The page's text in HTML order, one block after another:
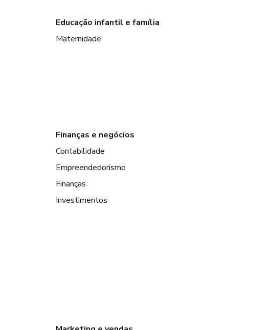
Educação infantil e família
Maternidade
Finanças e negócios
Contabilidade
Empreendedorismo
Finanças
Investimentos